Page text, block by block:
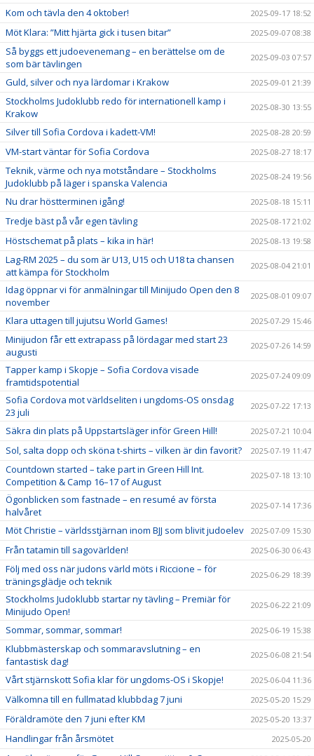
Kom och tävla den 4 oktober! 2025-09-17 18:52
Möt Klara: ”Mitt hjärta gick i tusen bitar” 2025-09-07 08:38
Så byggs ett judoevenemang – en berättelse om de
som bär tävlingen
2025-09-03 07:57
Guld, silver och nya lärdomar i Krakow 2025-09-01 21:39
Stockholms Judoklubb redo för internationell kamp i
Krakow
2025-08-30 13:55
Silver till Sofia Cordova i kadett-VM! 2025-08-28 20:59
VM-start väntar för Sofia Cordova 2025-08-27 18:17
Teknik, värme och nya motståndare – Stockholms
Judoklubb på läger i spanska Valencia
2025-08-24 19:56
Nu drar höstterminen igång! 2025-08-18 15:11
Tredje bäst på vår egen tävling 2025-08-17 21:02
Höstschemat på plats – kika in här! 2025-08-13 19:58
Lag-RM 2025 – du som är U13, U15 och U18 ta chansen
att kämpa för Stockholm
2025-08-04 21:01
Idag öppnar vi för anmälningar till Minijudo Open den 8
november
2025-08-01 09:07
Klara uttagen till jujutsu World Games! 2025-07-29 15:46
Minijudon får ett extrapass på lördagar med start 23
augusti
2025-07-26 14:59
Tapper kamp i Skopje – Sofia Cordova visade
framtidspotential
2025-07-24 09:09
Sofia Cordova mot världseliten i ungdoms-OS onsdag
23 juli
2025-07-22 17:13
Säkra din plats på Uppstartsläger inför Green Hill! 2025-07-21 10:04
Sol, salta dopp och sköna t-shirts – vilken är din favorit? 2025-07-19 11:47
Countdown started – take part in Green Hill Int.
Competition & Camp 16–17 of August
2025-07-18 13:10
Ögonblicken som fastnade – en resumé av första
halvåret
2025-07-14 17:36
Möt Christie – världsstjärnan inom BJJ som blivit judoelev 2025-07-09 15:30
Från tatamin till sagovärlden! 2025-06-30 06:43
Följ med oss när judons värld möts i Riccione – för
träningsglädje och teknik
2025-06-29 18:39
Stockholms Judoklubb startar ny tävling – Premiär för
Minijudo Open!
2025-06-22 21:09
Sommar, sommar, sommar! 2025-06-19 15:38
Klubbmästerskap och sommaravslutning – en
fantastisk dag!
2025-06-08 21:54
Vårt stjärnskott Sofia klar för ungdoms-OS i Skopje! 2025-06-04 11:36
Välkomna till en fullmatad klubbdag 7 juni 2025-05-20 15:29
Föräldramöte den 7 juni efter KM 2025-05-20 13:37
Handlingar från årsmötet 2025-05-20